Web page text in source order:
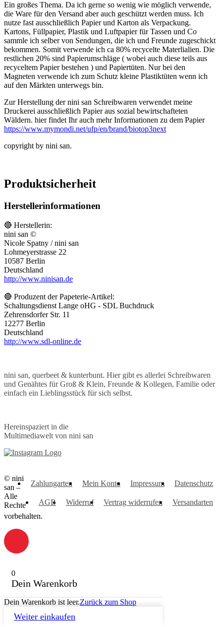
Ein großes Thema. Da ich gerne so wenig wie möglich verwende,
die Ware für den Versand aber auch geschützt werden muss. Ich
nutze fast ausschließlich Papier und Karton als Verpackung.
Kartons, Füllpapier, Plastik und Luftpapier für Tassen und Co
sammle ich selber von Sendungen, die ich und Freunde zugeschickt
bekommen. Somit verwende ich ca 80% recycelte Materlialien. Die
restlichen 20% sind Papierumschläge ( wobei auch diese teils aus
recyceltem Papier bestehen ) und Papiertüten. Nur bei den
Magneten verwende ich zum Schutz kleine Plastiktüten wenn ich
auf den Märkten unterwegs bin.
Zur Herstellung der nini san Schreibwaren verwendet meine
Druckerei ausschließlich Papier aus sozial bewirtschafteten
Wäldern. hier findet Ihr auch mehr Informationen zu dem Papier
https://www.mymondi.net/ufp/en/brand/biotop3next
copyright by nini san.
Produktsicherheit
Herstellerinformationen
🔴 Herstellerin:
nini san ©
Nicole Spatny / nini san
Lohmeyerstrasse 22
10587 Berlin
Deutschland
http://www.ninisan.de
🔴 Produzent der Papeterie-Artikel:
Schaltungsdienst Lange oHG - SDL Buchdruck
Zehrensdorfer Str. 11
12277 Berlin
Deutschland
http://www.sdl-online.de
nini san, querbeet & kunterbunt. Hier gibt es allerlei Schreibwaren
und Genähtes für Groß & Klein, Freunde & Kollegen, Familie oder
einfach ein Lieblingsstück für sich selbst.
Hereinspaziert in die
Multimediawelt von nini san
Datenschutz
Impressum
Mein Konto
Zahlungarten
Versandarten
Vertrag widerrufen
Widerruf
AGB
© nini
san –
Alle
Rechte
vorbehalten.
0
Dein Warenkorb
Dein Warenkorb ist leer.Zurück zum Shop
Weiter einkaufen